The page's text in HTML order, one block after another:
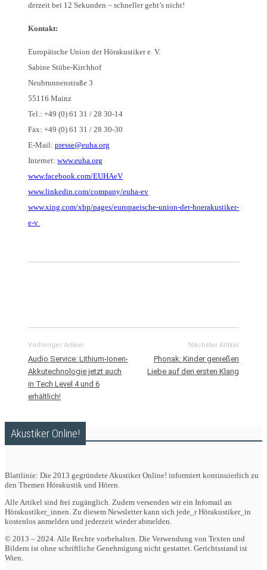
derzeit bei 12 Sekunden – schneller geht’s nicht!
Kontakt:
Europäische Union der Hörakustiker e. V.
Sabine Stübe-Kirchhof
Neubrunnenstraße 3
55116 Mainz
Tel.: +49 (0) 61 31 / 28 30-14
Fax: +49 (0) 61 31 / 28 30-30
E-Mail: presse@euha.org
Internet: www.euha.org
www.facebook.com/EUHAeV
www.linkedin.com/company/euha-ev
www.xing.com/xbp/pages/europaeische-union-der-hoerakustiker-
e-v
Vorheriger Artikel
Audio Service: Lithium-Ionen-
Akkutechnologie jetzt auch
in Tech Level 4 und 6
erhältlich!
Nächster Artikel
Phonak: Kinder genießen
Liebe auf den ersten Klang
Akustiker Online!
Blattlinie: Die 2013 gegründete Akustiker Online! informiert kontinuierlich zu
den Themen Hörakustik und Hören.
Alle Artikel sind frei zugänglich. Zudem versenden wir ein Infomail an
Hörakustiker_innen. Zu diesem Newsletter kann sich jede_r Hörakustiker_in
kostenlos anmelden und jederzeit wieder abmelden.
© 2013 – 2024. Alle Rechte vorbehalten. Die Verwendung von Texten und
Bildern ist ohne schriftliche Genehmigung nicht gestattet. Gerichtsstand ist
Wien.